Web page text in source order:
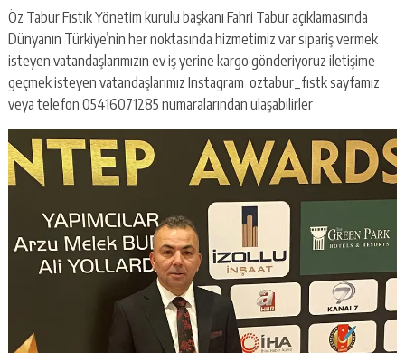
Öz Tabur Fıstık Yönetim kurulu başkanı Fahri Tabur açıklamasında
Dünyanın Türkiye’nin her noktasında hizmetimiz var sipariş vermek
isteyen vatandaşlarımızın ev iş yerine kargo gönderiyoruz iletişime
geçmek isteyen vatandaşlarımız Instagram oztabur_fıstk sayfamız
veya telefon 05416071285 numaralarından ulaşabilirler